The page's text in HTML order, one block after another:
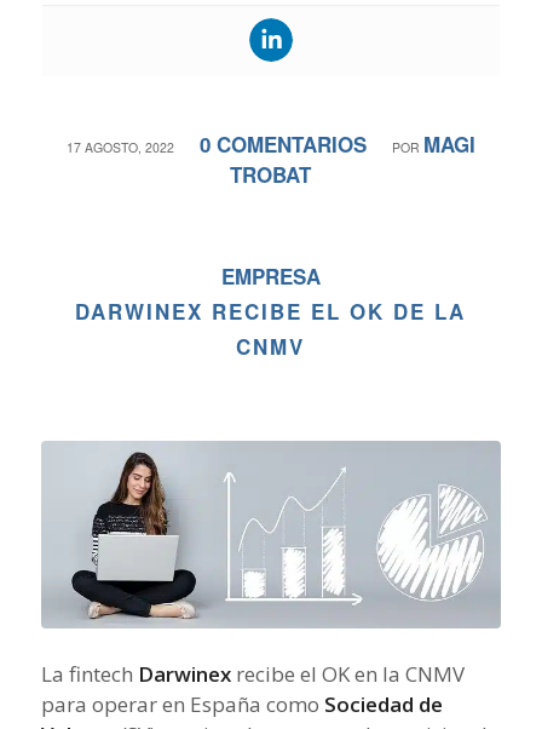
17 AGOSTO, 2022
/ 0 COMENTARIOS
/ POR MAGI
TROBAT
EMPRESA
DARWINEX RECIBE EL OK DE LA
CNMV
La fintech Darwinexrecibe el OK en la CNMV
para operar en España como Sociedad de